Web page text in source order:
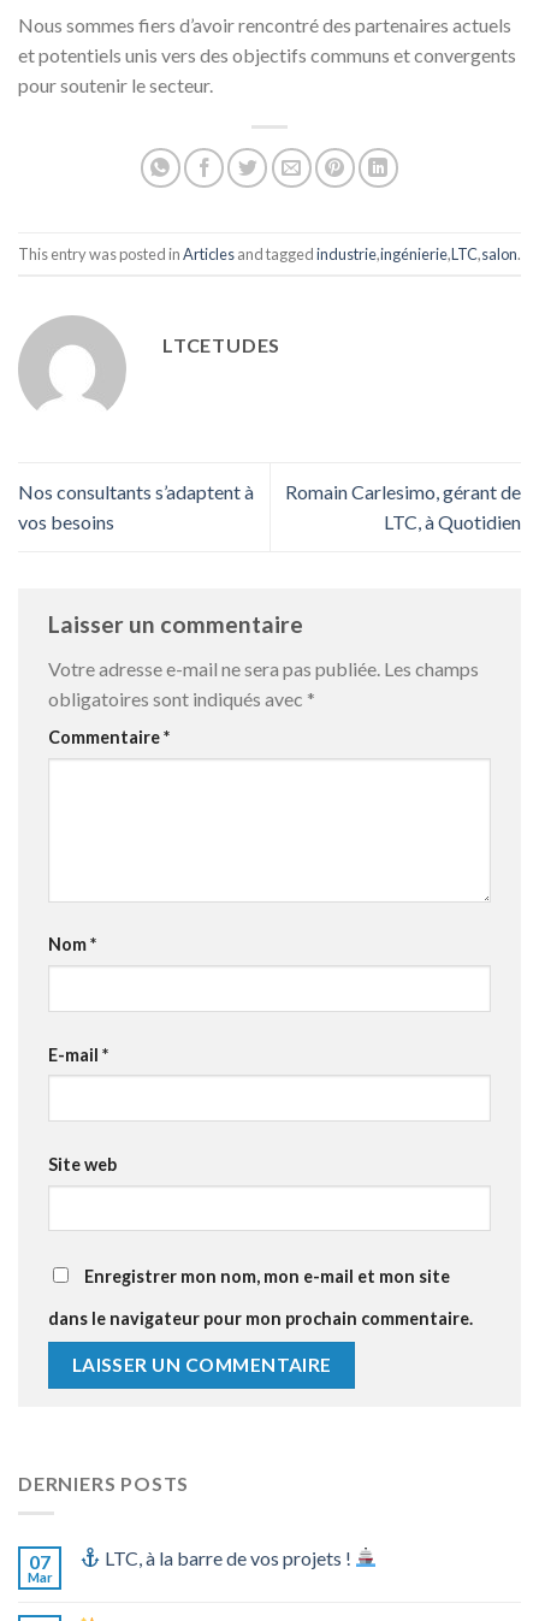
Nous sommes fiers d’avoir rencontré des partenaires actuels
et potentiels unis vers des objectifs communs et convergents
pour soutenir le secteur.
This entry was posted inArticlesand taggedindustrie,ingénierie,LTC,salon.
LTCETUDES
Nos consultants s’adaptent à
vos besoins
Romain Carlesimo, gérant de
LTC, à Quotidien
Laisser un commentaire
Votre adresse e-mail ne sera pas publiée. Les champs
obligatoires sont indiqués avec *
Commentaire*
Nom*
E-mail *
Site web
Enregistrer mon nom, mon e-mail et mon site
dans le navigateur pour mon prochain commentaire.
DERNIERS POSTS
07
Mar
LTC, à la barre de vos projets !